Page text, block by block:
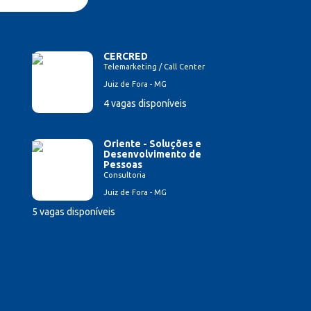
CERCRED
Telemarketing / Call Center
Juiz de Fora - MG
4 vagas disponíveis
Oriente - Soluções e
Desenvolvimento de
Pessoas
Consultoria
Juiz de Fora - MG
5 vagas disponíveis